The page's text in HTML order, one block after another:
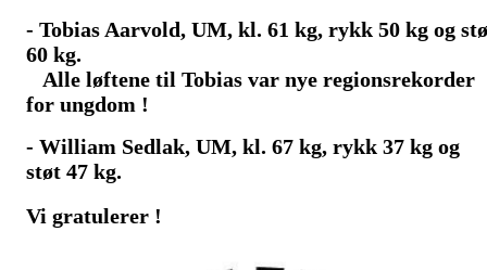
- Tobias Aarvold, UM, kl. 61 kg, rykk 50 kg og
60 kg.
Alle løftene til Tobias var nye regionsrekorder
for ungdom !
- William Sedlak, UM, kl. 67 kg, rykk 37 kg og
støt 47 kg.
Vi gratulerer !